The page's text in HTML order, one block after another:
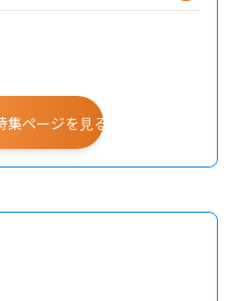
集ページを見る